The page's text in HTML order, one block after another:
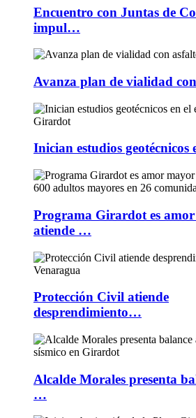
Encuentro con Juntas de
impul…
Avanza plan de vialidad
Inician estudios
Programa Girardot es
atiende …
Protección Civil atiende
desprendimiento…
Alcalde Morales presenta
…